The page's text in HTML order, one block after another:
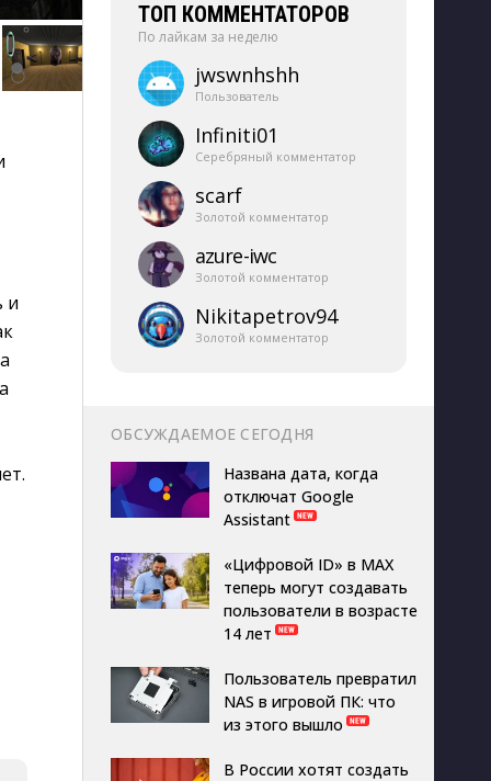
и
ТОП КОММЕНТАТОРОВ
По лайкам за неделю
jwswnhshh
Пользователь
Infiniti01
Серебряный комментатор
scarf
Золотой комментатор
azure-​iwc
Золотой комментатор
Nikitapetrov94
Золотой комментатор
ОБСУЖДАЕМОЕ СЕГОДНЯ
Названа дата, когда
отключат Google
Assistant
«Цифровой ID» в MAX
теперь могут создавать
пользователи в возрасте
14 лет
Пользователь превратил
NAS в игровой ПК: что
из этого вышло
В России хотят создать